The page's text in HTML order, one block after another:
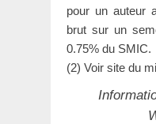
pour un auteur
brut sur un
0.75% du SMIC.
(2) Voir site du